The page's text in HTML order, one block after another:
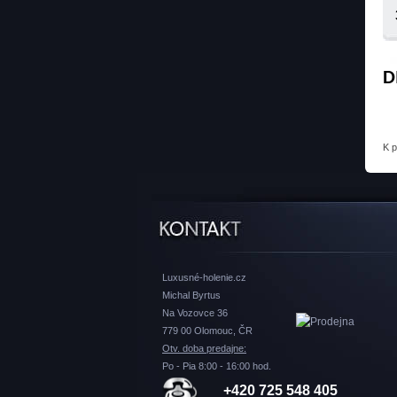
K
Luxusné-holenie.cz
Michal Byrtus
Na Vozovce 36
779 00 Olomouc, ČR
Otv. doba predajne:
Po - Pia 8:00 - 16:00 hod.
+420 725 548 405